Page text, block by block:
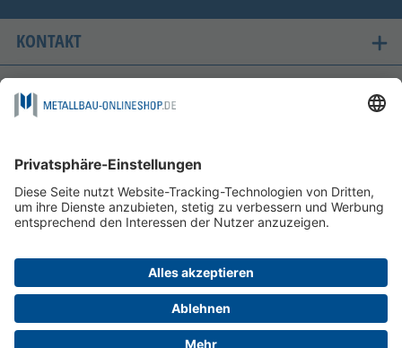
KONTAKT
UNSERE LIEFERLÄNDER
FOLGEN SIE UNS AUF
ZAHLUNGSMÖGLICHKEITEN
HILFE & SERVICE